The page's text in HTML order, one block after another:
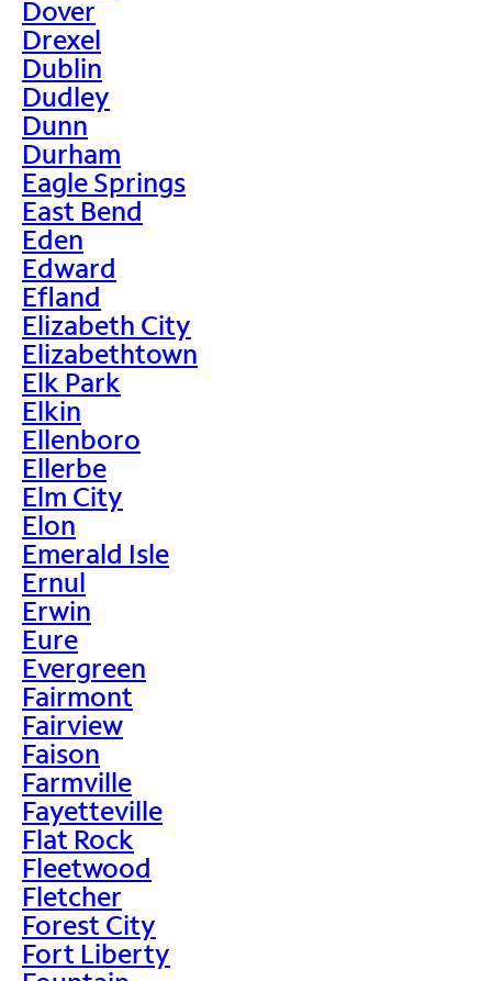
Dover
Drexel
Dublin
Dudley
Dunn
Durham
Eagle Springs
East Bend
Eden
Edward
Efland
Elizabeth City
Elizabethtown
Elk Park
Elkin
Ellenboro
Ellerbe
Elm City
Elon
Emerald Isle
Ernul
Erwin
Eure
Evergreen
Fairmont
Fairview
Faison
Farmville
Fayetteville
Flat Rock
Fleetwood
Fletcher
Forest City
Fort Liberty